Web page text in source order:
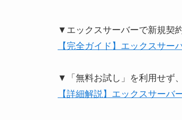
▼エックスサーバーで新規契
【完全ガイド】エックスサ
▼「無料お試し」を利用せず
【詳細解説】エックスサー